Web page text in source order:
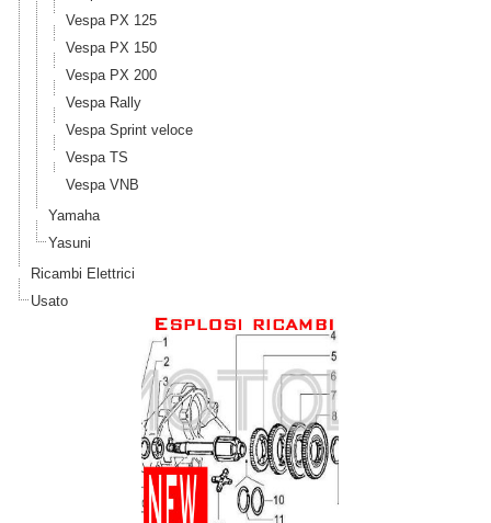
Vespa PX 125
Vespa PX 150
Vespa PX 200
Vespa Rally
Vespa Sprint veloce
Vespa TS
Vespa VNB
Yamaha
Yasuni
Ricambi Elettrici
Usato